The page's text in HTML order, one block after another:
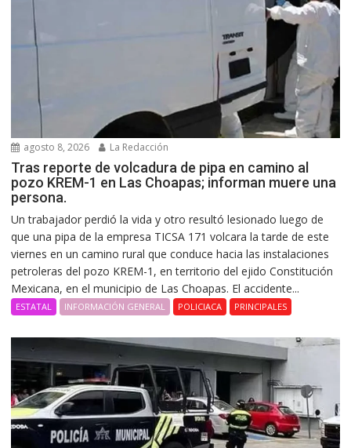
agosto 8, 2026 La Redacción
Tras reporte de volcadura de pipa en camino al
pozo KREM-1 en Las Choapas; informan muere una
persona.
Un trabajador perdió la vida y otro resultó lesionado luego de
que una pipa de la empresa TICSA 171 volcara la tarde de este
viernes en un camino rural que conduce hacia las instalaciones
petroleras del pozo KREM-1, en territorio del ejido Constitución
Mexicana, en el municipio de Las Choapas. El accidente...
ESTATAL INFORMACIÓN GENERAL POLICIACA PRINCIPALES